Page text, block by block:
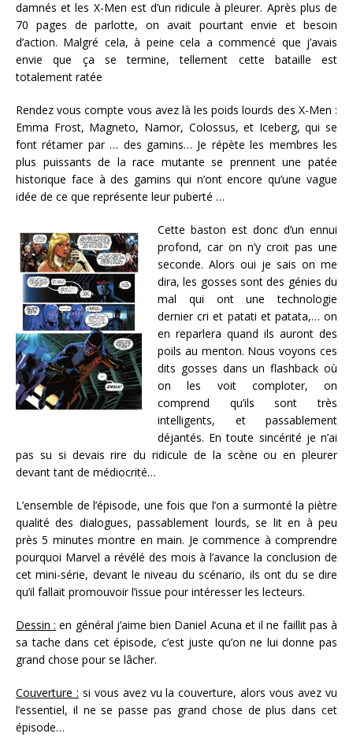
damnés et les X-Men est d’un ridicule à pleurer. Après plus de
70 pages de parlotte, on avait pourtant envie et besoin
d’action. Malgré cela, à peine cela a commencé que j’avais
envie que ça se termine, tellement cette bataille est
totalement ratée
Rendez vous compte vous avez là les poids lourds des X-Men :
Emma Frost, Magneto, Namor, Colossus, et Iceberg, qui se
font rétamer par … des gamins… Je répète les membres les
plus puissants de la race mutante se prennent une patée
historique face à des gamins qui n’ont encore qu’une vague
idée de ce que représente leur puberté …
Cette baston est donc d’un ennui
profond, car on n’y croit pas une
seconde. Alors oui je sais on me
dira, les gosses sont des génies du
mal qui ont une technologie
dernier cri et patati et patata,… on
en reparlera quand ils auront des
poils au menton. Nous voyons ces
dits gosses dans un flashback où
on les voit comploter, on
comprend qu’ils sont très
intelligents, et passablement
déjantés. En toute sincérité je n’ai
pas su si devais rire du ridicule de la scène ou en pleurer
devant tant de médiocrité…
L’ensemble de l’épisode, une fois que l’on a surmonté la piètre
qualité des dialogues, passablement lourds, se lit en à peu
près 5 minutes montre en main. Je commence à comprendre
pourquoi Marvel a révélé des mois à l’avance la conclusion de
cet mini-série, devant le niveau du scénario, ils ont du se dire
qu’il fallait promouvoir l’issue pour intéresser les lecteurs.
Dessin : en général j’aime bien Daniel Acuna et il ne faillit pas à
sa tache dans cet épisode, c’est juste qu’on ne lui donne pas
grand chose pour se lâcher.
Couverture : si vous avez vu la couverture, alors vous avez vu
l’essentiel, il ne se passe pas grand chose de plus dans cet
épisode…